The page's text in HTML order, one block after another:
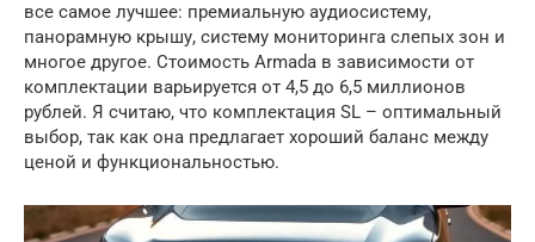
все самое лучшее: премиальную аудиосистему,
панорамную крышу, систему мониторинга слепых зон и
многое другое. Стоимость Armada в зависимости от
комплектации варьируется от 4,5 до 6,5 миллионов
рублей. Я считаю, что комплектация SL – оптимальный
выбор, так как она предлагает хороший баланс между
ценой и функциональностью.